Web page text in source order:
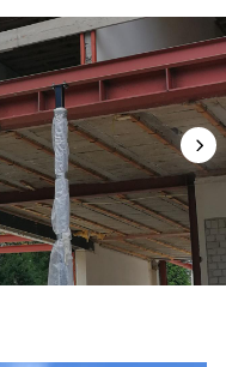
op
op